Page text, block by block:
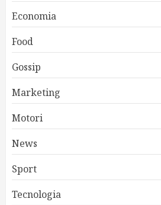
Economia
Food
Gossip
Marketing
Motori
News
Sport
Tecnologia